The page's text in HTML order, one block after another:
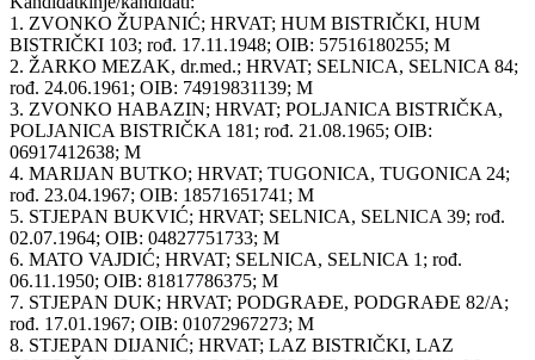
1. ZVONKO ŽUPANIĆ; HRVAT; HUM BISTRIČKI, HUM
BISTRIČKI 103; rođ. 17.11.1948; OIB: 57516180255; M
2. ŽARKO MEZAK, dr.med.; HRVAT; SELNICA, SELNICA 84;
rođ. 24.06.1961; OIB: 74919831139; M
3. ZVONKO HABAZIN; HRVAT; POLJANICA BISTRIČKA,
POLJANICA BISTRIČKA 181; rođ. 21.08.1965; OIB:
06917412638; M
4. MARIJAN BUTKO; HRVAT; TUGONICA, TUGONICA 24;
rođ. 23.04.1967; OIB: 18571651741; M
5. STJEPAN BUKVIĆ; HRVAT; SELNICA, SELNICA 39; rođ.
02.07.1964; OIB: 04827751733; M
6. MATO VAJDIĆ; HRVAT; SELNICA, SELNICA 1; rođ.
06.11.1950; OIB: 81817786375; M
7. STJEPAN DUK; HRVAT; PODGRAĐE, PODGRAĐE 82/A;
rođ. 17.01.1967; OIB: 01072967273; M
8. STJEPAN DIJANIĆ; HRVAT; LAZ BISTRIČKI, LAZ